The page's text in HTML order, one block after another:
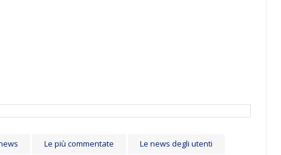
Le più commentate Le news degli utenti